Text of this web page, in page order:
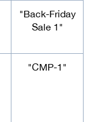
"Back-Friday
Sale 1"
"CMP-1"